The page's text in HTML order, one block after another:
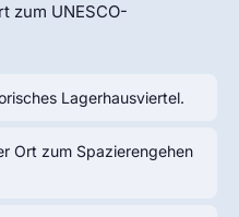
zum UNESCO-
Lagerhausviertel.
Ort zum Spazierengehen